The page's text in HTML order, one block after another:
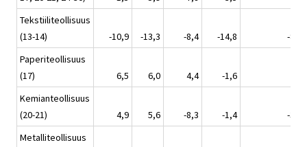
Tekstiiliteollisuus
(13-14)
-10,9 -13,3 -8,4 -14,8
-8,8
Paperiteollisuus
(17)
6,5 6,0 4,4 -1,6
Kemianteollisuus
(20-21)
4,9 5,6 -8,3 -1,4
-3,6
Metalliteollisuus